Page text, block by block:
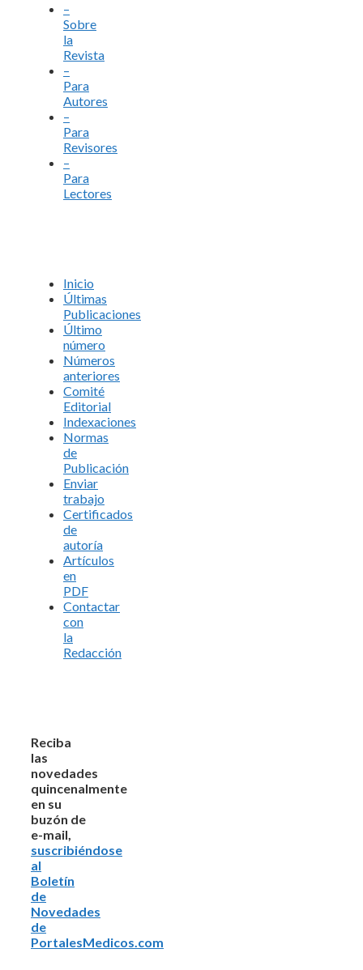
–
Sobre
la
Revista
–
Para
Autores
–
Para
Revisores
–
Para
Lectores
Inicio
Últimas
Publicaciones
Último
número
Números
anteriores
Comité
Editorial
Indexaciones
Normas
de
Publicación
Enviar
trabajo
Certificados
de
autoría
Artículos
en
PDF
Contactar
con
la
Redacción
Reciba
las
novedades
quincenalmente
en su
buzón de
e-mail,
suscribiéndose
al
Boletín
de
Novedades
de
PortalesMedicos.com